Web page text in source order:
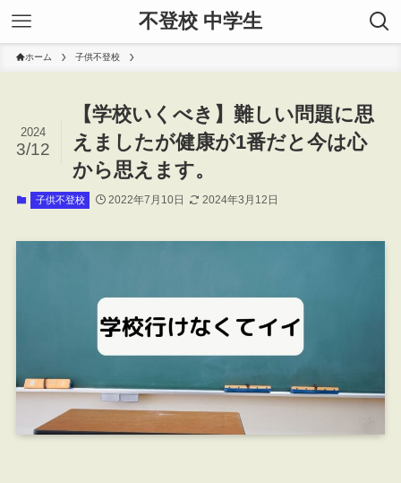
不登校 中学生
ホーム 子供不登校
【学校いくべき】難しい問題に思
えましたが健康が1番だと今は心
から思えます。
2024
3/12
子供不登校 2022年7月10日 2024年3月12日